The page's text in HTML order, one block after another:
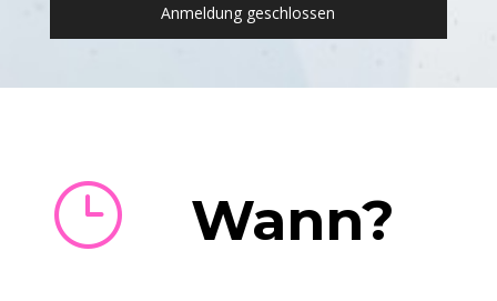
Anmeldung geschlossen
} Wann?